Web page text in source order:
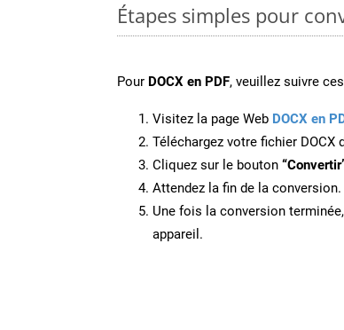
Étapes simples pour
Pour DOCX en PDF, veuillez suivre
Visitez la page Web DOCX en
Téléchargez votre fichier DOCX
Cliquez sur le bouton
Attendez la fin de la conversion.
Une fois la conversion
appareil.